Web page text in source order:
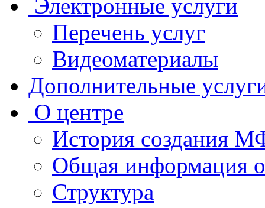
Электронные услуги
Перечень услуг
Видеоматериалы
Дополнительные
О центре
История создания
Общая
Структура